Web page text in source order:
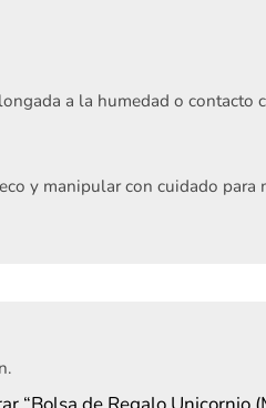
a la humedad o contacto
y manipular con cuidado